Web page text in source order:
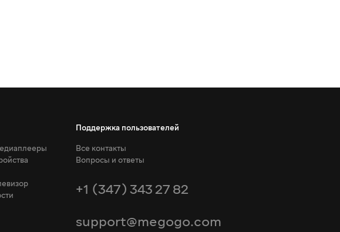
Поддержка пользователей
Все контакты
Вопросы и ответы
+1 (347) 343 27 82
support@megogo.com